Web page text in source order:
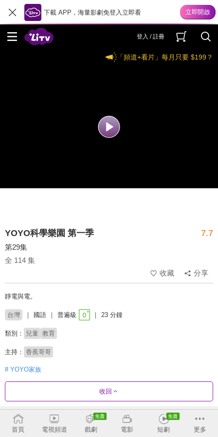
下載 APP，海量影劇免登入立即看
登入 / 註冊
「頻道+看片」每月只要 $199？
YOYO科學樂園 第一季 7.7
第29集
全 114 集
收藏
分享
靜電與電。
台灣 國語 普遍級 23 分鐘
類別： 兒童 教育
主持： 香蕉哥哥
# YOYO家族
收回
劇集列表 正序
首頁 電視頻道 戲劇 電影 短劇 更多